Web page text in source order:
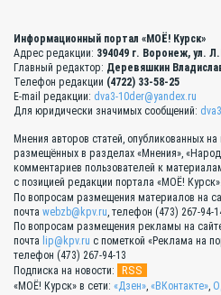
Информационный портал «МОЁ! Курск»
Адрес редакции: 394049 г. Воронеж, ул.
Главный редактор: Деревяшкин
Телефон редакции (4722) 33-58-25
E-mail редакции: dva3-10der@yandex.ru
Для юридически значимых сообщений:
Мнения авторов статей, опубликованных
размещённых в разделах «Мнения»,
комментариев пользователей к
с позицией редакции портала «МОЁ! Курск».
По вопросам размещения материалов на
почта webzb@kpv.ru, телефон (473) 267-94-
По вопросам размещения рекламы на
почта lip@kpv.ru с пометкой «Реклама на
телефон (473) 267-94-13
Подписка на новости:
RSS
«МОЁ! Курск» в сети: «Дзен», «ВКонтакте»,